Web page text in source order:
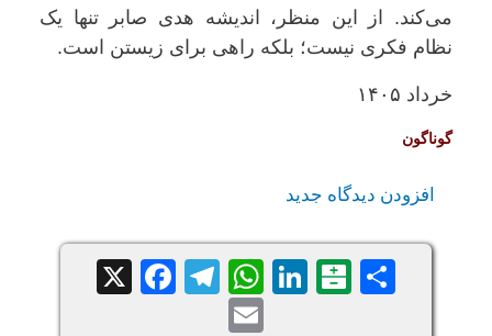
می‌کند. از این منظر، اندیشه هدی صابر تنها یک
نظام فکری نیست؛ بلکه راهی برای زیستن است.
خرداد ۱۴۰۵
گوناگون
افزودن دیدگاه جدید
Share
Balatarin
LinkedIn
WhatsApp
Telegram
Facebook
X
Email